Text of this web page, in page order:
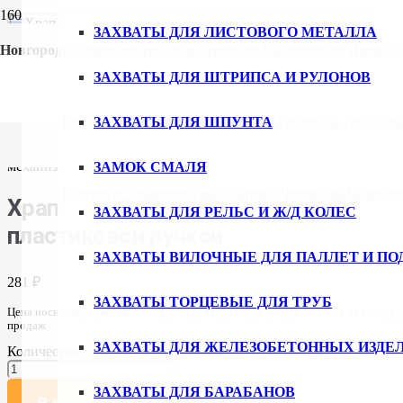
Новгород
НовгородНовосибирскОмскПермь
ЗАХВАТЫ ДЛЯ ЛИСТОВОГО МЕТАЛЛА
ЗАХВАТЫ ДЛЯ ШТРИПСА И РУЛОНОВ
ЗАХВАТЫ ДЛЯ ШПУНТА
ЗАМОК СМАЛЯ
ЗАХВАТЫ ДЛЯ РЕЛЬС И Ж/Д КОЛЕС
ЗАХВАТЫ ВИЛОЧНЫЕ ДЛЯ ПАЛЛЕТ И
ЗАХВАТЫ ТОРЦЕВЫЕ ДЛЯ ТРУБ
ЗАХВАТЫ ДЛЯ ЖЕЛЕЗОБЕТОННЫХ
ЗАХВАТЫ ДЛЯ БАРАБАНОВ
механизм для ленты шириной 50 мм с пластиковой ручкой
Храповый механизм для ленты
пластиковой ручкой
281 ₽
Цена носит информативный характер, актуальную цену и наличие на складе
продаж
Количество товара Храповый механизм для ленты шириной 50